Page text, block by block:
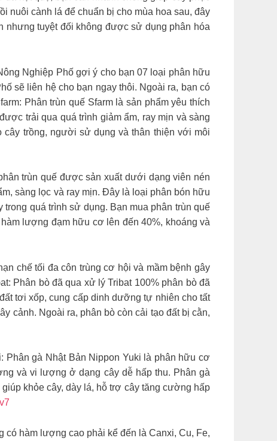
nuôi cành lá để chuẩn bị cho mùa hoa sau, đây
nhưng tuyệt đối không được sử dụng phân hóa
Nghiệp Phố gợi ý cho bạn 07 loại phân hữu
sẽ liên hệ cho bạn ngay thôi. Ngoài ra, bạn có
Phân trùn quế Sfarm là sản phẩm yêu thích
trải qua quá trình giảm ẩm, ray mịn và sàng
cây trồng, người sử dụng và thân thiện với môi
trùn quế được sản xuất dưới dạng viên nén
sàng lọc và ray mịn. Đây là loại phân bón hữu
quá trình sử dụng. Bạn mua phân trùn quế
lượng đạm hữu cơ lên đến 40%, khoáng và
chế tối đa côn trùng cơ hội và mầm bệnh gây
Phân bò đã qua xử lý Tribat 100% phân bò đã
tơi xốp, cung cấp dinh dưỡng tự nhiên cho tất
cảnh. Ngoài ra, phân bò còn cải tạo đất bị cằn,
Phân gà Nhật Bản Nippon Yuki là phân hữu cơ
và vi lượng ở dạng cây dễ hấp thu. Phân gà
khỏe cây, dày lá, hỗ trợ cây tăng cường hấp
hàm lượng cao phải kể đến là Canxi, Cu, Fe,